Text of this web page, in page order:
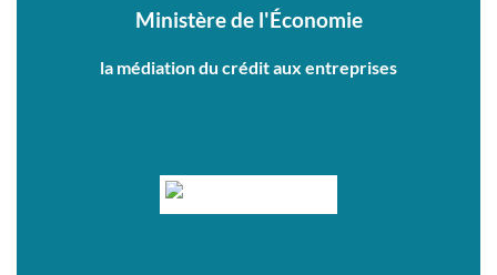
Ministère de l'Économie
la médiation du crédit aux entreprises